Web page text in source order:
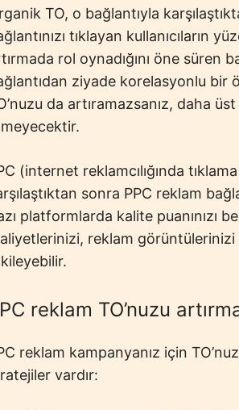
TO, o bağlantıyla
tıklayan kullanıcıların
rol oynadığını öne süren
ziyade korelasyonlu bir
da artıramazsanız, daha
(internet reklamcılığında
sonra PPC reklam
platformlarda kalite puanınızı
reklam görüntülerinizi
reklam TO’nuzu
reklam kampanyanız için
vardır: